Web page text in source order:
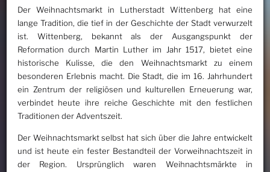
Der Weihnachtsmarkt in Lutherstadt Wittenberg hat eine
lange Tradition, die tief in der Geschichte der Stadt verwurzelt
ist. Wittenberg, bekannt als der Ausgangspunkt der
Reformation durch Martin Luther im Jahr 1517, bietet eine
historische Kulisse, die den Weihnachtsmarkt zu einem
besonderen Erlebnis macht. Die Stadt, die im 16. Jahrhundert
ein Zentrum der religiösen und kulturellen Erneuerung war,
verbindet heute ihre reiche Geschichte mit den festlichen
Traditionen der Adventszeit.
Der Weihnachtsmarkt selbst hat sich über die Jahre entwickelt
und ist heute ein fester Bestandteil der Vorweihnachtszeit in
der Region. Ursprünglich waren Weihnachtsmärkte in